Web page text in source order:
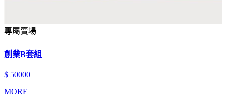
專屬賣場
創業B套組
$ 50000
MORE